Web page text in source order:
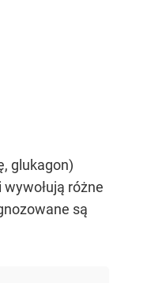
glukagon)
różne
są